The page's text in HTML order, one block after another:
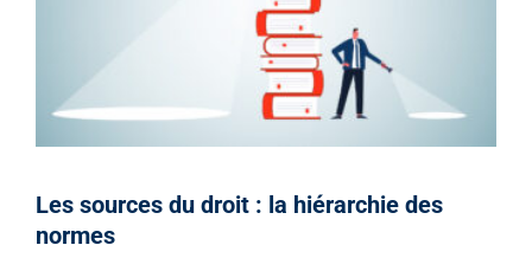
Les sources du droit : la hiérarchie des
normes